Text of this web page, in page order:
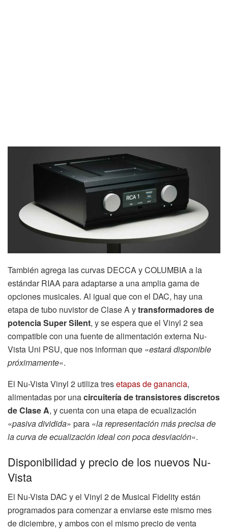
También agrega las curvas DECCA y COLUMBIA a la
estándar RIAA para adaptarse a una amplia gama de
opciones musicales. Al igual que con el DAC, hay una
etapa de tubo nuvistor de Clase A ytransformadores de
potencia Super Silent, y se espera que el Vinyl 2 sea
compatible con una fuente de alimentación externa Nu-
Vista Uni PSU, que nos informan que «estará disponible
próximamente«.
El Nu-Vista Vinyl 2 utiliza tresetapas de ganancia,
alimentadas por unacircuitería de transistores discretos
de Clase A, y cuenta con una etapa de ecualización
«pasiva dividida» para «la representación más precisa de
la curva de ecualización ideal con poca desviación«.
Disponibilidad y precio de los nuevos Nu-
Vista
El Nu-Vista DAC y el Vinyl 2 de Musical Fidelity están
programados para comenzar a enviarse este mismo mes
de diciembre, y ambos con el mismo precio de venta